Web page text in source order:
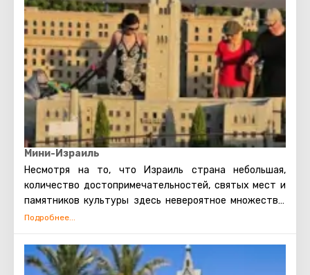
Мини-Израиль
Несмотря на то, что Израиль страна небольшая,
количество достопримечательностей, святых мест и
памятников культуры здесь невероятное множество.
За один отпуск посетить все интересные места не
замечательная альтернатива – парк миниатюр !
Тематический парк Мини-Израиль расположился